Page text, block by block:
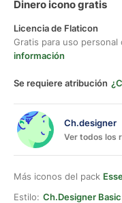
Dinero icono gratis
Licencia de Flaticon
Gratis para uso
información
Se requiere atribución
Ch.designer
Ver todos los
Más iconos del pack
Estilo: Ch.designer